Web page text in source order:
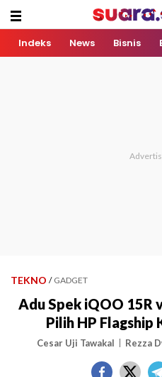
Indeks News Bisnis
TEKNO / GADGET
Adu Spek iQOO 15R
Pilih HP Flagship
Cesar Uji Tawakal Rezza